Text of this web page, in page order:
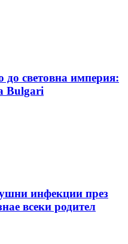
до световна империя:
Bulgari
инфекции през
всеки родител